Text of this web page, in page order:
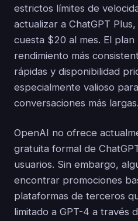
estrictos límites de
actualizar a ChatGPT
cuesta $20 al mes. El
rendimiento más
rápidas y disponibilidad
especialmente valioso
conversaciones más largas.
OpenAI no ofrece
gratuita formal de
usuarios. Sin embargo,
encontrar promociones
plataformas de terceros
limitado a GPT-4 a través